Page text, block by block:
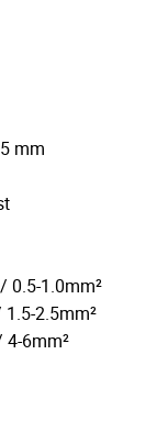
mm
0.5-1.0mm²
1.5-2.5mm²
4-6mm²